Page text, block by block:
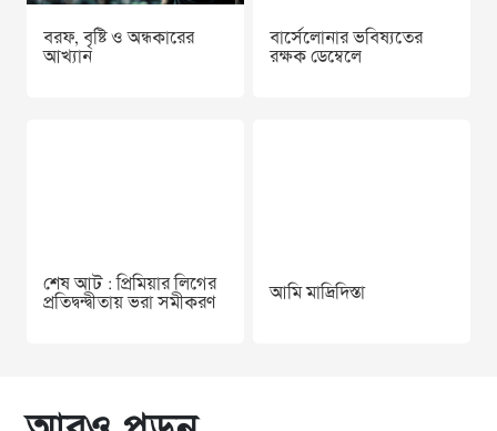
বরফ, বৃষ্টি ও অন্ধকারের
আখ্যান
বার্সেলোনার ভবিষ্যতের
রক্ষক ডেম্বেলে
শেষ আট : প্রিমিয়ার লিগের
প্রতিদ্বন্দ্বীতায় ভরা সমীকরণ
আমি মাদ্রিদিস্তা